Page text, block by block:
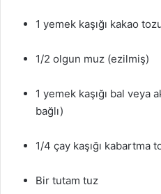
1 yemek kaşığı kakao
1/2 olgun muz (ezilmiş)
1 yemek kaşığı bal veya
bağlı)
1/4 çay kaşığı kabartma
Bir tutam tuz